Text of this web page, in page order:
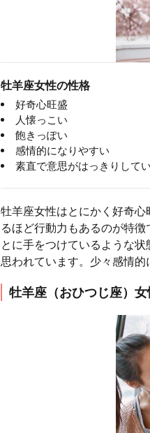
牡羊座女性の性格
好奇心旺盛
人懐っこい
飽きっぽい
感情的になりやすい
素直で意思がはっきりして
牡羊座女性はとにかく好奇
るほど行動力もあるのが特
とに手をつけているような
思われています。少々感情的
牡羊座（おひつじ座）